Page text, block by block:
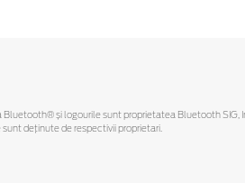
și logourile sunt proprietatea Bluetooth SIG,
deținute de respectivii proprietari.